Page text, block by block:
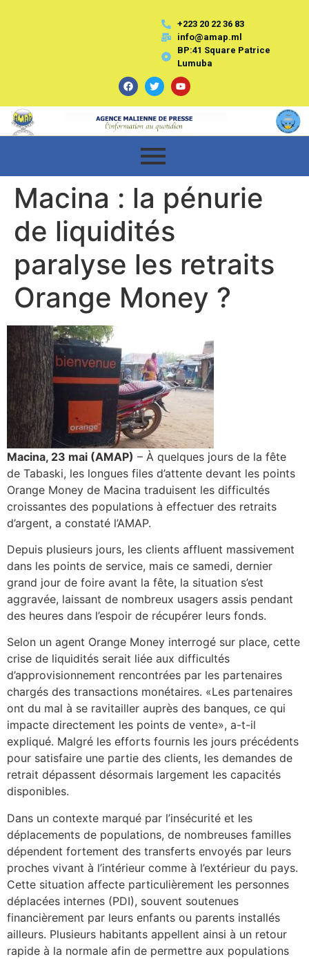
+223 20 22 36 83
info@amap.ml
BP:41 Square Patrice
Lumuba
Macina : la pénurie
de liquidités
paralyse les retraits
Orange Money ?
Macina, 23 mai (AMAP) – À quelques jours de la fête
de Tabaski, les longues files d’attente devant les points
Orange Money de Macina traduisent les difficultés
croissantes des populations à effectuer des retraits
d’argent, a constaté l’AMAP.
Depuis plusieurs jours, les clients affluent massivement
dans les points de service, mais ce samedi, dernier
grand jour de foire avant la fête, la situation s’est
aggravée, laissant de nombreux usagers assis pendant
des heures dans l’espoir de récupérer leurs fonds.
Selon un agent Orange Money interrogé sur place, cette
crise de liquidités serait liée aux difficultés
d’approvisionnement rencontrées par les partenaires
chargés des transactions monétaires. «Les partenaires
ont du mal à se ravitailler auprès des banques, ce qui
impacte directement les points de vente», a-t-il
expliqué. Malgré les efforts fournis les jours précédents
pour satisfaire une partie des clients, les demandes de
retrait dépassent désormais largement les capacités
disponibles.
Dans un contexte marqué par l’insécurité et les
déplacements de populations, de nombreuses familles
dépendent fortement des transferts envoyés par leurs
proches vivant à l’intérieur comme à l’extérieur du pays.
Cette situation affecte particulièrement les personnes
déplacées internes (PDI), souvent soutenues
financièrement par leurs enfants ou parents installés
ailleurs. Plusieurs habitants appellent ainsi à un retour
rapide à la normale afin de permettre aux populations